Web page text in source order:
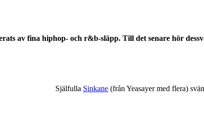
av fina hiphop- och r&b-släpp. Till det senare hör
Själfulla Sinkane (från Yeasayer med flera)